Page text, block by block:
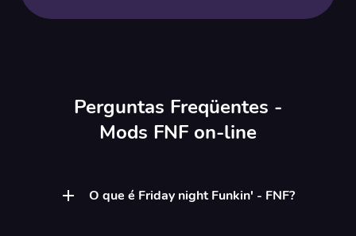
Perguntas Freqüentes -
Mods FNF on-line
O que é Friday night Funkin' - FNF?